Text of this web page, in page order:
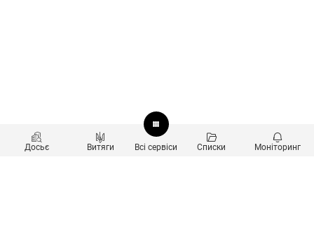
Досьє Витяги Всі сервіси Списки Моніторинг